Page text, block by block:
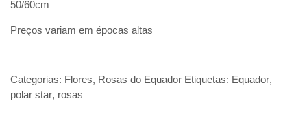
50/60cm
Preços variam em épocas altas
Categorias: Flores, Rosas do Equador Etiquetas: Equador,
polar star, rosas